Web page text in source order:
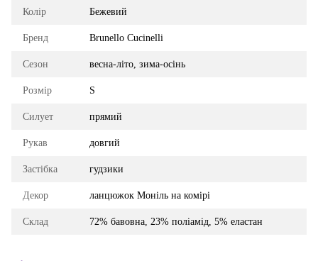
Колір Бежевий
Бренд Brunello Cucinelli
Сезон весна-літо, зима-осінь
Розмір S
Силует прямий
Рукав довгий
Застібка гудзики
Декор ланцюжок Моніль на комірі
Склад 72% бавовна, 23% поліамід, 5% еластан